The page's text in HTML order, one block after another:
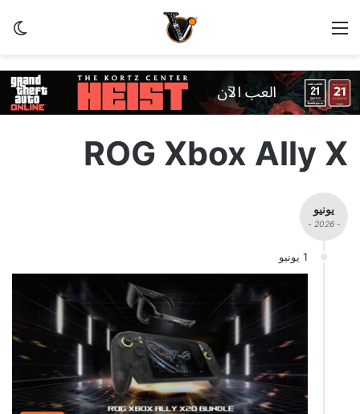
القائمة
ROG Xbox Ally X
يونيو
- 2026 -
1 يونيو